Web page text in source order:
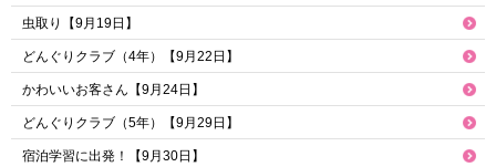
虫取り【9月19日】
どんぐりクラブ（4年）【9月22日】
かわいいお客さん【9月24日】
どんぐりクラブ（5年）【9月29日】
宿泊学習に出発！【9月30日】